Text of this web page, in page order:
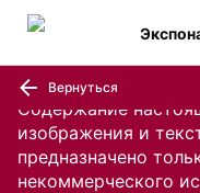
Содержание
изображения и
предназначено
некоммерческого
Вернуться